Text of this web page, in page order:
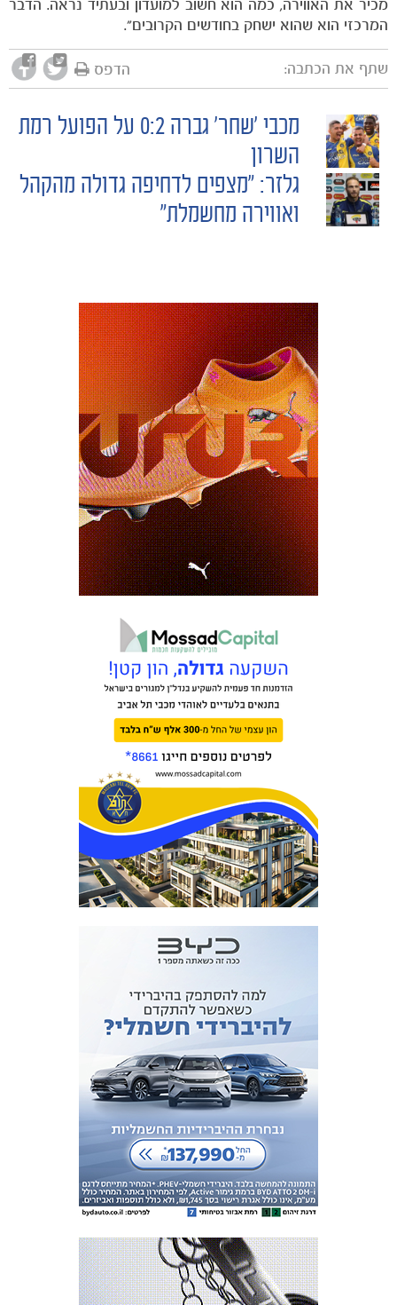
מכיר את האווירה, כמה הוא חשוב למועדון ובעתיד נראה. הדבר
המרכזי הוא שהוא ישחק בחודשים הקרובים".
שתף את הכתבה: הדפס
POST
NAVIGATION
מכבי ׳שחר׳ גברה 0:2 על הפועל רמת
השרון
גלזר: "מצפים לדחיפה גדולה מהקהל
ואווירה מחשמלת"